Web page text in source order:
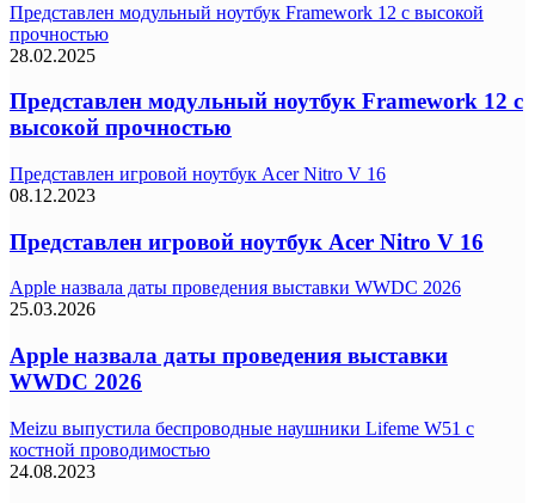
Представлен модульный ноутбук Framework 12 с высокой
прочностью
28.02.2025
Представлен модульный ноутбук Framework 12 с
высокой прочностью
Представлен игровой ноутбук Acer Nitro V 16
08.12.2023
Представлен игровой ноутбук Acer Nitro V 16
Apple назвала даты проведения выставки WWDC 2026
25.03.2026
Apple назвала даты проведения выставки
WWDC 2026
Meizu выпустила беспроводные наушники Lifeme W51 с
костной проводимостью
24.08.2023